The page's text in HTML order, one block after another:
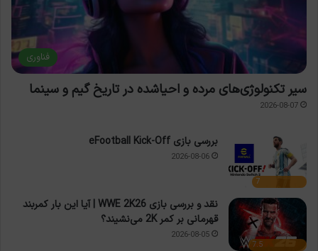
فناوری
سیر تکنولوژی‌های مرده و احیاشده در تاریخ گیم و سینما
2026-08-07
7
بررسی بازی eFootball Kick-Off
2026-08-06
7.5
نقد و بررسی بازی WWE 2K26 | آیا این بار کمربند
قهرمانی بر کمر 2K می‌نشیند؟
2026-08-05